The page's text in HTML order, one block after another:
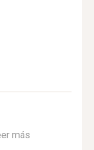
más